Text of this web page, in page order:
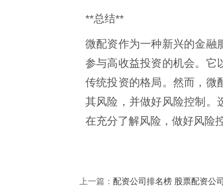
**总结**
微配资作为一种新兴的金融
参与高收益投资的机会。它
传统投资的格局。然而，微
其风险，并做好风险控制。
在充分了解风险，做好风险
上一篇： 配资公司排名榜 股票配资公